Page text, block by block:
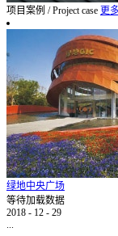
项目案例 / Project case 更
绿地中央广场
等待加载数据
2018 - 12 - 29
...